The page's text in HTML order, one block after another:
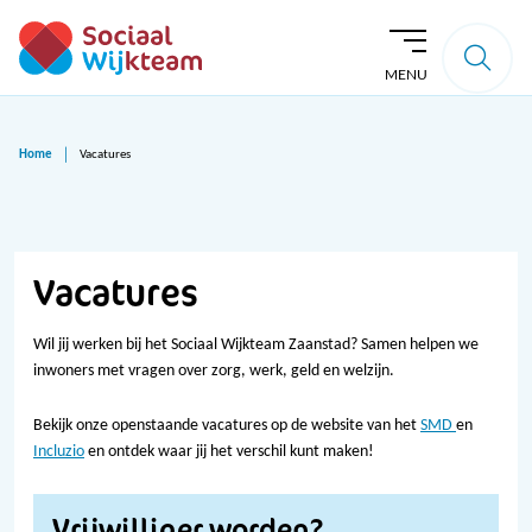
MENU
Home Vacatures
Vacatures
Wil jij werken bij het Sociaal Wijkteam Zaanstad? Samen helpen we
inwoners met vragen over zorg, werk, geld en welzijn.
Bekijk onze openstaande vacatures op de website van het SMD en
Incluzio en ontdek waar jij het verschil kunt maken!